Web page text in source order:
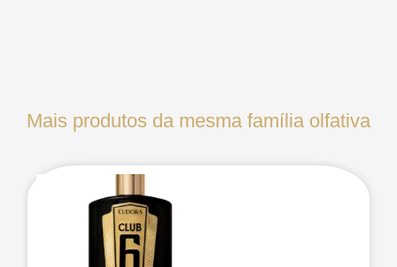
Mais produtos da mesma família olfativa